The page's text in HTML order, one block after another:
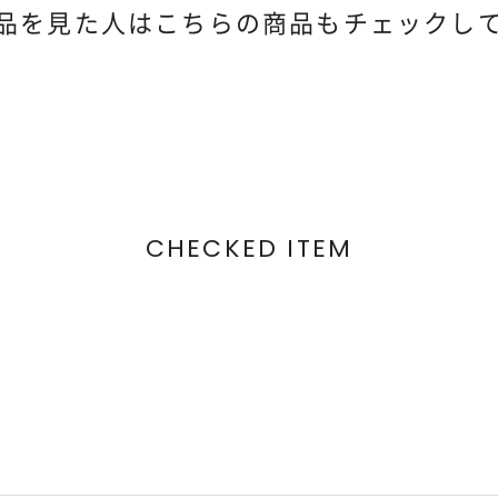
を見た人は こちらの商品もチェックし
CHECKED ITEM